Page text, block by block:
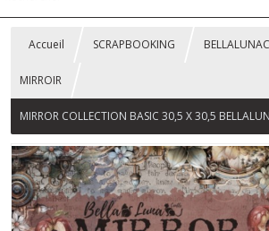
Accueil SCRAPBOOKING
MIRROIR
MIRROR COLLECTION BASIC 30,5 X 30,5